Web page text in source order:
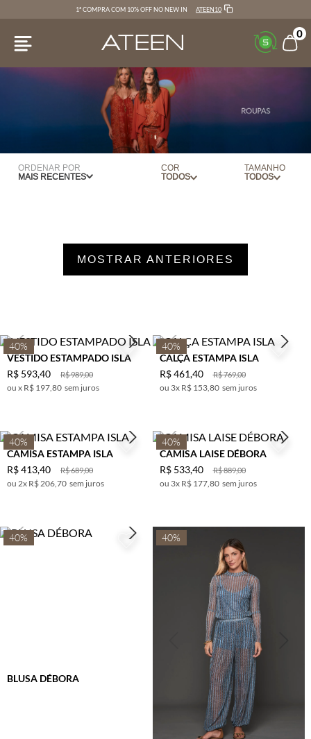
1ª COMPRA COM 10% OFF NO NEW IN ATEEN10
0
ORDENAR POR
MAIS RECENTES
COR
AZUL CLARO
BEGE
CAFE
CARAMELO
CEREJA
CINZA
DOURADO
MARINHO
MARROM
OFF WHITE
VELHO
PRATA
PRETO
RATO
ESCURO
ROXO
TELHA
TAMANHO
MOSTRAR ANTERIORES
40%
VESTIDO ESTAMPADO ISLA
R$989,00
R$ 593,40
x R$ 197,80 sem juros
40%
CALÇA ESTAMPA ISLA
R$769,00
R$ 461,40
3x R$ 153,80 sem juros
40%
CAMISA ESTAMPA ISLA
R$689,00
R$413,40
2x R$ 206,70 sem juros
40%
CAMISA LAISE DÉBORA
R$889,00
R$ 533,40
3x R$ 177,80 sem juros
40%
BLUSA DÉBORA
40%